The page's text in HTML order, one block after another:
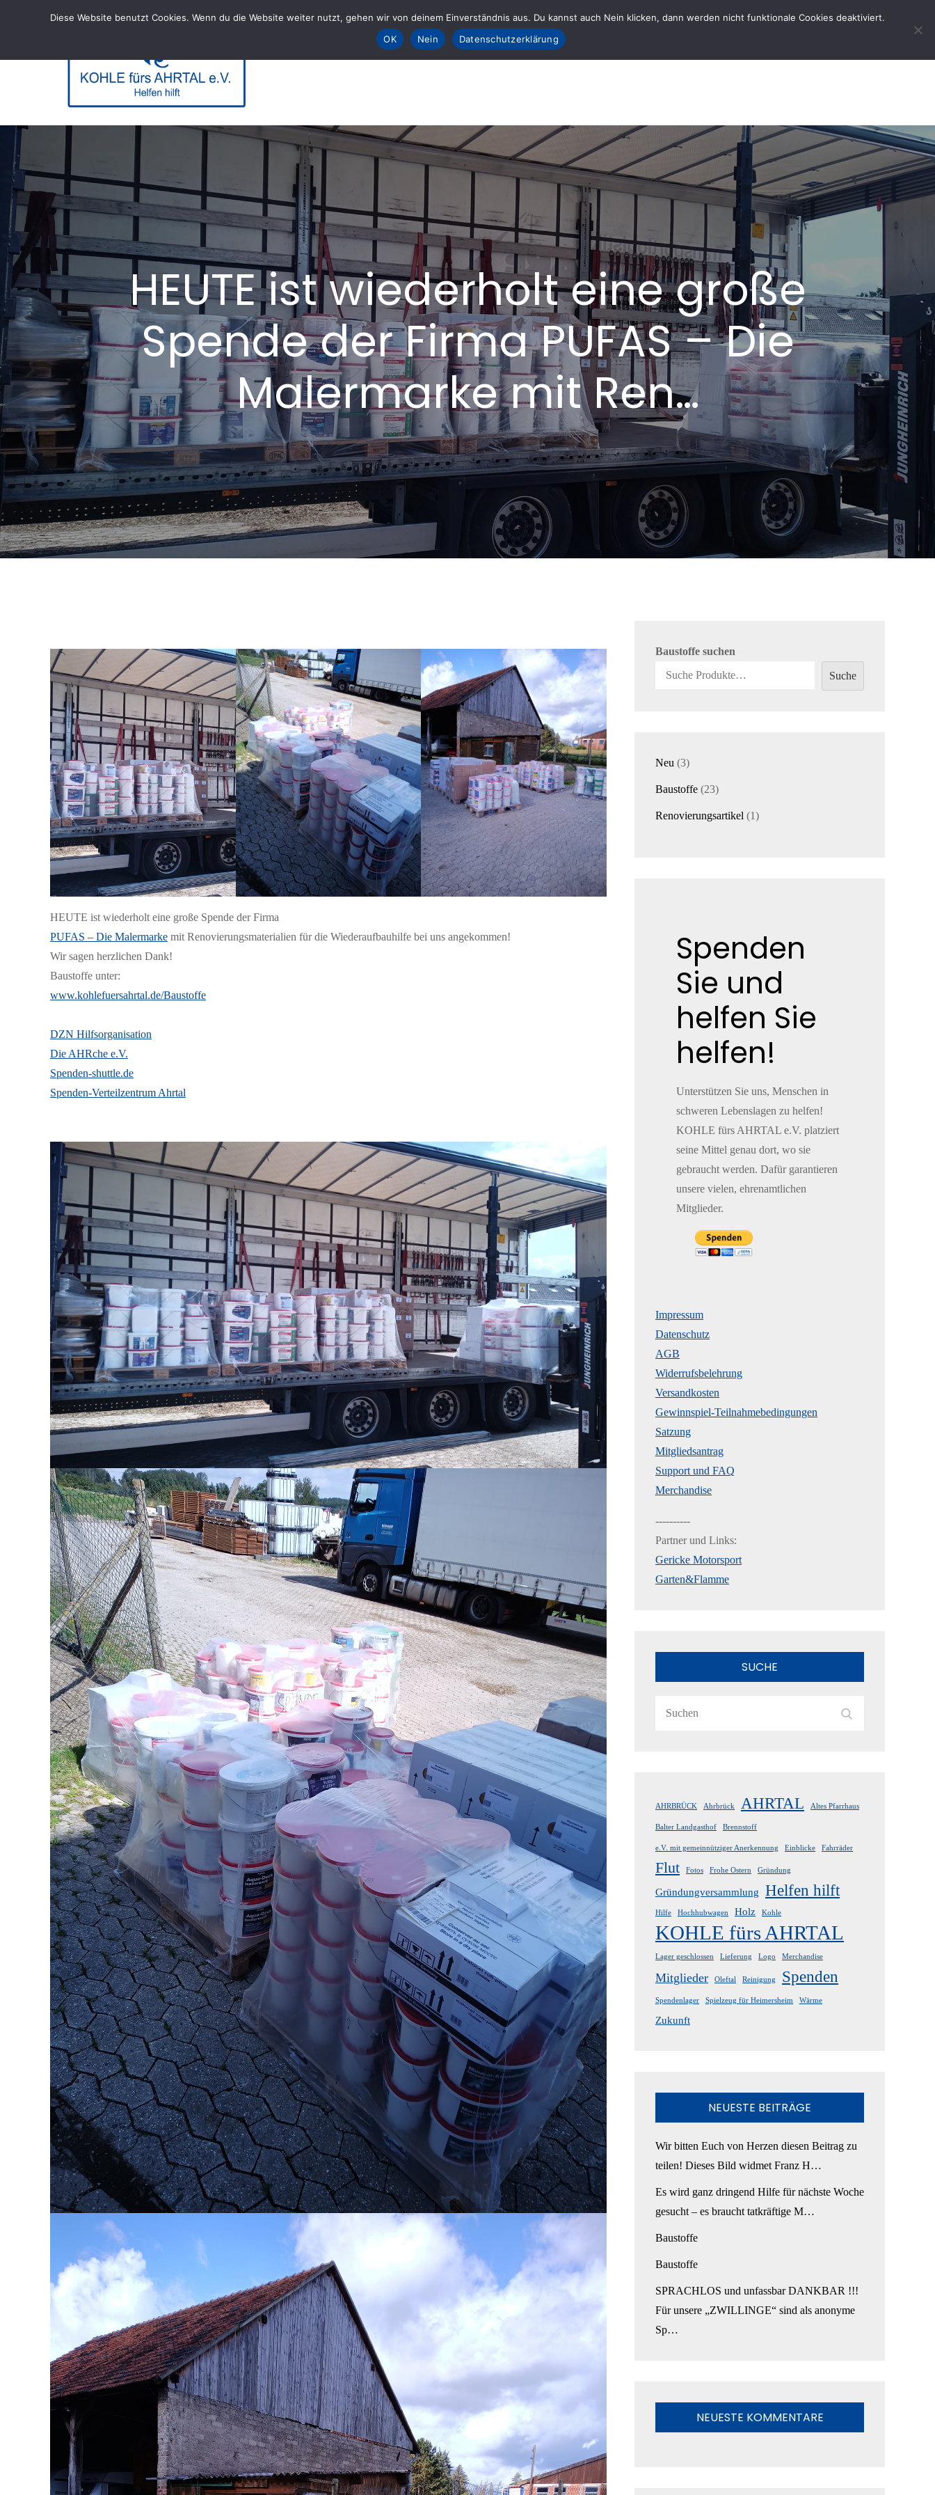
HEUTE ist wiederholt eine große
Spende der Firma PUFAS – Die
Malermarke mit Ren…
HEUTE ist wiederholt eine große Spende der Firma
PUFAS – Die Malermarke mit Renovierungsmaterialien für die Wiederaufbauhilfe bei uns angekommen!
Wir sagen herzlichen Dank!
Baustoffe unter:
www.kohlefuersahrtal.de/Baustoffe
DZN Hilfsorganisation
Die AHRche e.V.
Spenden-shuttle.de
Spenden-Verteilzentrum Ahrtal
Baustoffe suchen
Suche
Neu 33
Baustoffe 2323
Renovierungsartikel 11
Spenden
Sie und
helfen Sie
helfen!
Unterstützen Sie uns, Menschen in
schweren Lebenslagen zu helfen!
KOHLE fürs AHRTAL e.V. platziert
seine Mittel genau dort, wo sie
gebraucht werden. Dafür garantieren
unsere vielen, ehrenamtlichen
Mitglieder.
Impressum
Datenschutz
AGB
Widerrufsbelehrung
Versandkosten
Gewinnspiel-Teilnahmebedingungen
Satzung
Mitgliedsantrag
Support und FAQ
Merchandise
----------
Partner und Links:
Gericke Motorsport
Garten&Flamme
SUCHE
AHRBRÜCK Ahrbrück AHRTAL Altes Pfarrhaus
Balter Landgasthof Brennstoff
e.V. mit gemeinnütziger Anerkennung Einblicke Fahrräder
Flut Fotos Frohe Ostern Gründung
Gründungversammlung Helfen hilft
Hilfe Hochhubwagen Holz Kohle
KOHLE fürs AHRTAL
Lager geschlossen Lieferung Logo Merchandise
Mitglieder Oleftal Reinigung Spenden
Spendenlager Spielzeug für Heimersheim Wärme
Zukunft
NEUESTE BEITRÄGE
Wir bitten Euch von Herzen diesen Beitrag zu
teilen! Dieses Bild widmet Franz H…
Es wird ganz dringend Hilfe für nächste Woche
gesucht – es braucht tatkräftige M…
Baustoffe
Baustoffe
SPRACHLOS und unfassbar DANKBAR !!!
Für unsere „ZWILLINGE“ sind als anonyme
Sp…
NEUESTE KOMMENTARE
Diese Website benutzt Cookies. Wenn du die Website weiter nutzt, gehen wir von deinem Einverständnis aus. Du kannst auch Nein klicken, dann werden nicht funktionale Cookies deaktiviert.
OK
Nein Datenschutzerklärung